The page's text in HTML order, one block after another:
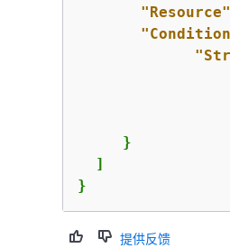
"Resource"
     }
  ]
}
提供反馈